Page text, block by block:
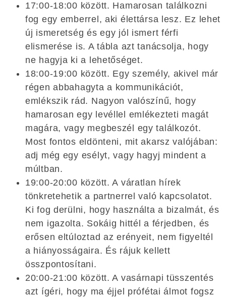
17:00-18:00 között. Hamarosan találkozni
fog egy emberrel, aki élettársa lesz. Ez lehet
új ismeretség és egy jól ismert férfi
elismerése is. A tábla azt tanácsolja, hogy
ne hagyja ki a lehetőséget.
18:00-19:00 között. Egy személy, akivel már
régen abbahagyta a kommunikációt,
emlékszik rád. Nagyon valószínű, hogy
hamarosan egy levéllel emlékezteti magát
magára, vagy megbeszél egy találkozót.
Most fontos eldönteni, mit akarsz valójában:
adj még egy esélyt, vagy hagyj mindent a
múltban.
19:00-20:00 között. A váratlan hírek
tönkretehetik a partnerrel való kapcsolatot.
Ki fog derülni, hogy használta a bizalmát, és
nem igazolta. Sokáig hittél a férjedben, és
erősen eltúloztad az erényeit, nem figyeltél
a hiányosságaira. És rájuk kellett
összpontosítani.
20:00-21:00 között. A vasárnapi tüsszentés
azt ígéri, hogy ma éjjel prófétai álmot fogsz